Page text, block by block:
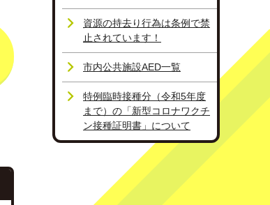
資源の持去り行為は条例で禁
止されています！
市内公共施設AED一覧
特例臨時接種分（令和5年度
まで）の「新型コロナワクチ
ン接種証明書」について